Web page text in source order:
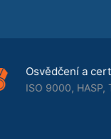
Osvědčení a
ISO 9000, HASP,